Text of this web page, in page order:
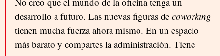
desarrollo a futuro. Las nuevas figuras de coworking
tienen mucha fuerza ahora mismo. En un espacio
más barato y compartes la administración. Tiene